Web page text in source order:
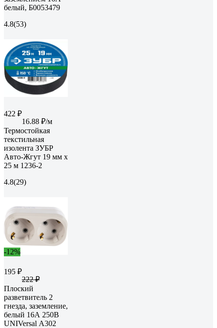
белый, Б0053479
4.8(53)
422 ₽
16.88 ₽/м
Термостойкая
текстильная
изолента ЗУБР
Авто-Жгут 19 мм х
25 м 1236-2
4.8(29)
-12%
195 ₽
222 ₽
Плоский
разветвитель 2
гнезда, заземление,
белый 16А 250В
UNIVersal А302